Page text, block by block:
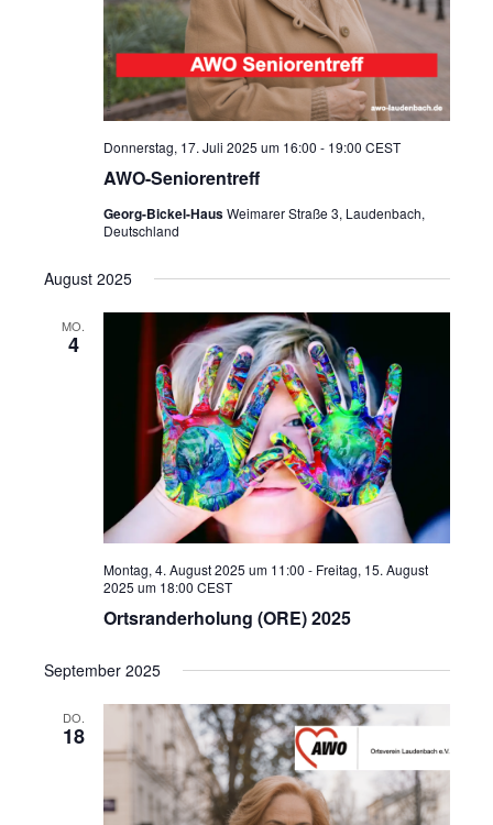
AWO-Seniorentreff
Donnerstag, 17. Juli 2025 um 16:00 - 19:00 CEST
Georg-Bickel-HausWeimarer Straße 3, Laudenbach,
Deutschland
August 2025
MO.
4
Ortsranderholung (ORE) 2025
Montag, 4. August 2025 um 11:00 - Freitag, 15. August
2025 um 18:00 CEST
September 2025
DO.
18